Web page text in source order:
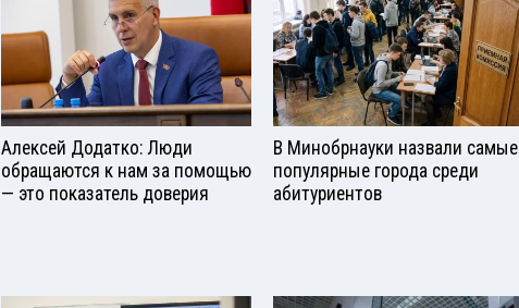
Алексей Додатко: Люди
обращаются к нам за помощью
— это показатель доверия
В Минобрнауки назвали самые
популярные города среди
абитуриентов